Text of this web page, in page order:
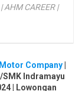
AHM CAREER |
Company
Indramayu
| Lowongan